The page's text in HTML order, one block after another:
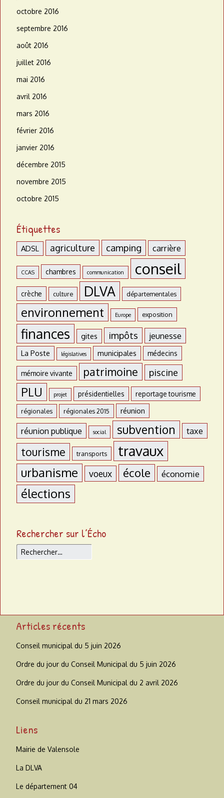
octobre 2016
septembre 2016
août 2016
juillet 2016
mai 2016
avril 2016
mars 2016
février 2016
janvier 2016
décembre 2015
novembre 2015
octobre 2015
Étiquettes
ADSL agriculture camping carrière
CCAS chambres communication conseil
crèche culture DLVA départementales
environnement Europe exposition
finances gites impôts jeunesse
La Poste législatives municipales médecins
mémoire vivante patrimoine piscine
PLU projet présidentielles reportage tourisme
régionales régionales 2015 réunion
réunion publique social subvention taxe
tourisme transports travaux
urbanisme voeux école économie
élections
Rechercher sur l’Écho
Rechercher
Articles récents
Conseil municipal du 5 juin 2026
Ordre du jour du Conseil Municipal du 5 juin 2026
Ordre du jour du Conseil Municipal du 2 avril 2026
Conseil municipal du 21 mars 2026
Liens
Mairie de Valensole
La DLVA
Le département 04